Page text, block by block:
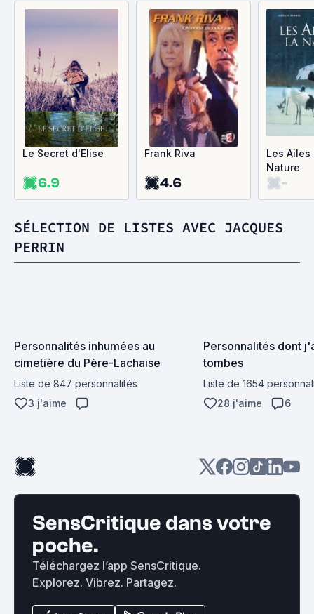
Le Secret d'Elise
6.9
Frank Riva
4.6
Les Ailes
Nature
-
SÉLECTION DE LISTES AVEC JACQUES
PERRIN
Personnalités inhumées au
cimetière du Père-Lachaise
Liste de 847 personnalités
3 j'aime
Personnalités dont
tombes
Liste de 1654
28 j'aime
6
SensCritique dans votre
poche.
Téléchargez l’app SensCritique.
Explorez. Vibrez. Partagez.